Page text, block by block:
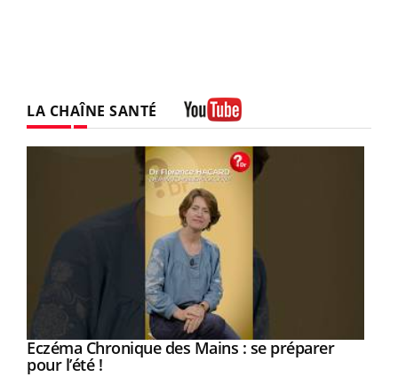
LA CHAÎNE SANTÉ
Youtube
Eczéma Chronique des Mains : se préparer
pour l’été !Youtube